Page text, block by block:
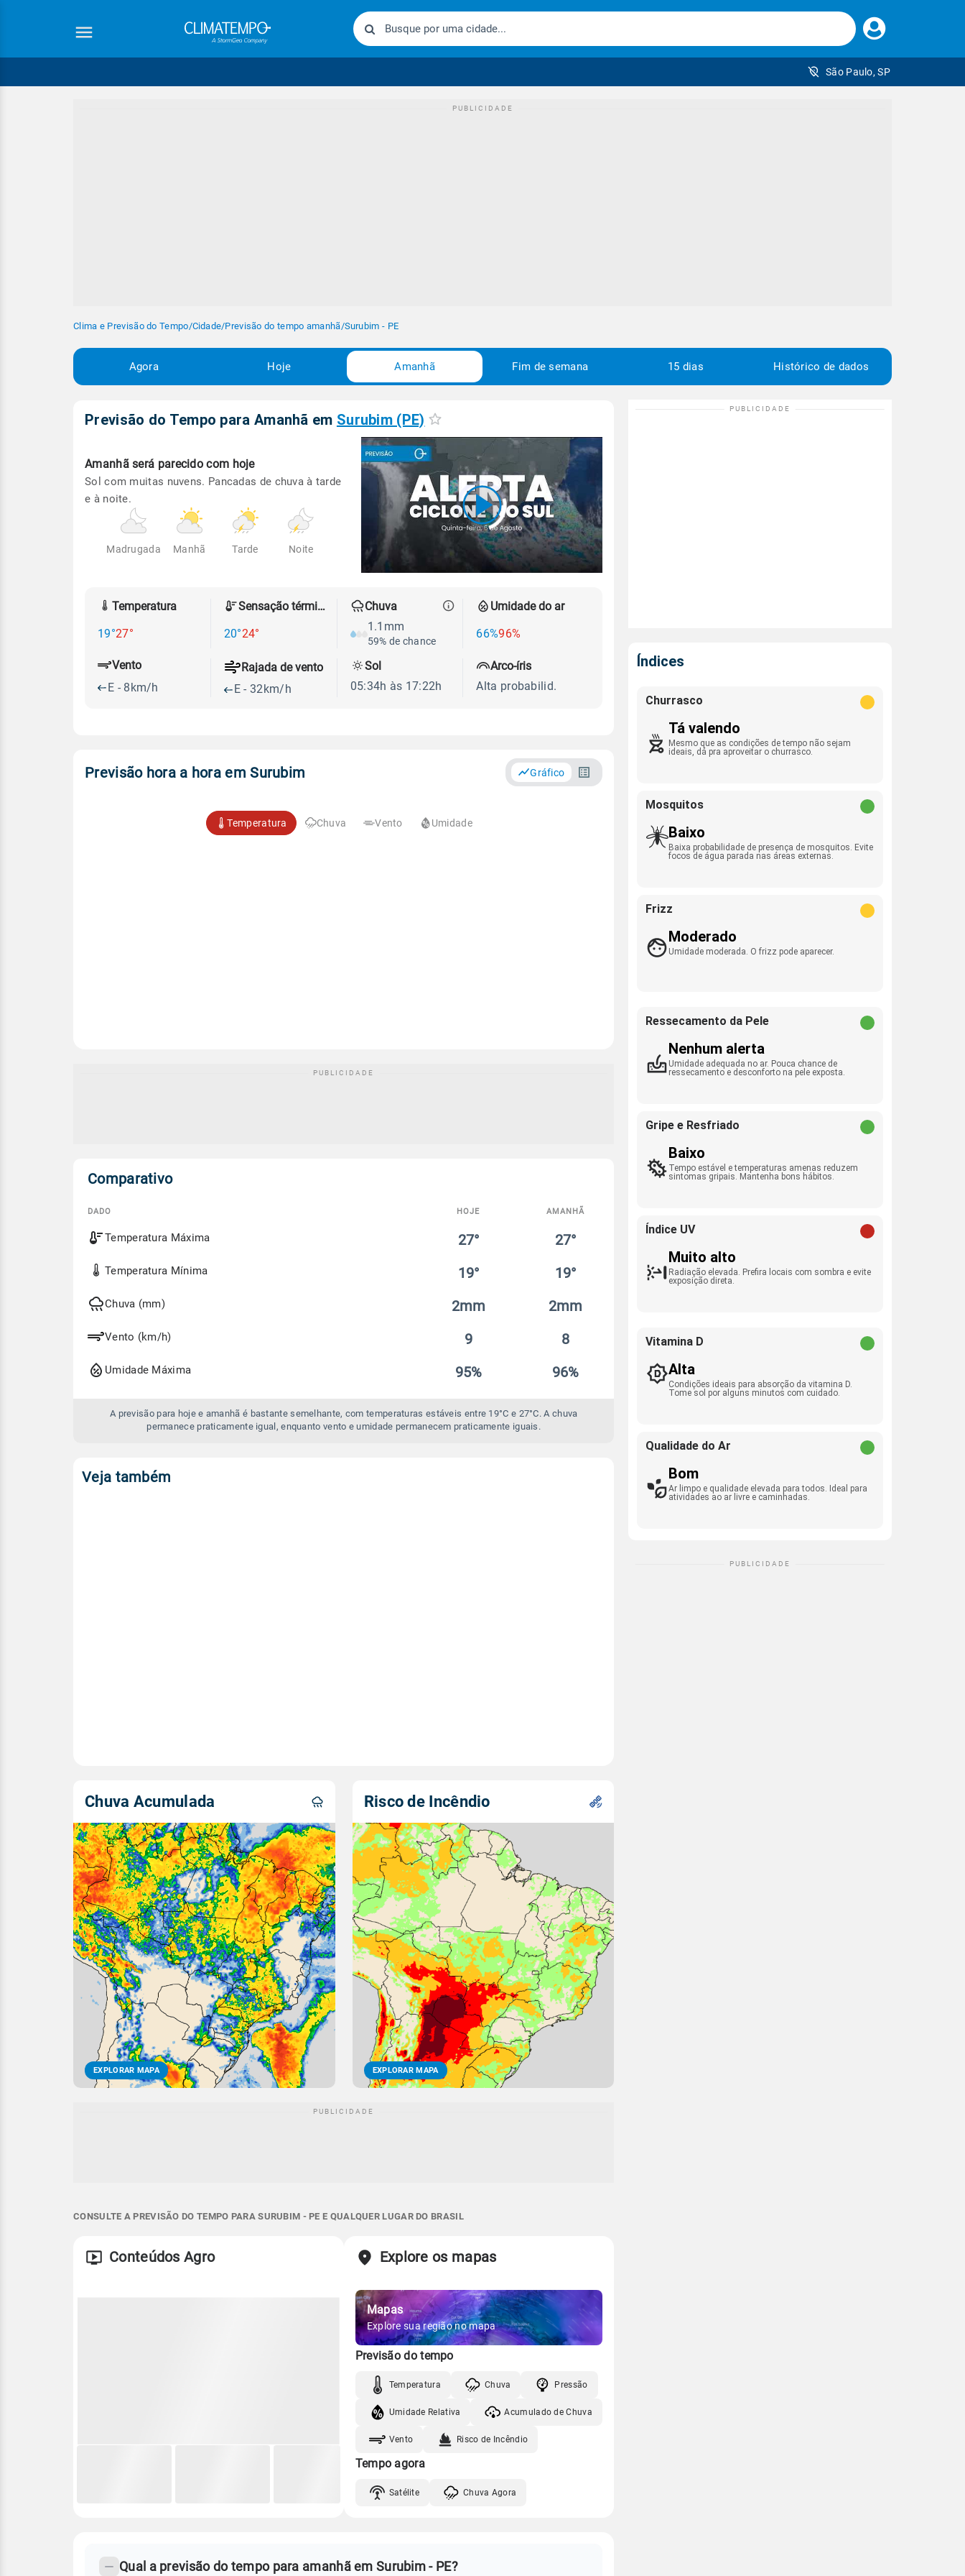
Faça
seu
São Paulo, SP
Clima e Previsão do Tempo/Cidade/Previsão do tempo amanhã/Surubim - PE
Agora Hoje Amanhã Fim de semana 15 dias Histórico de dados
Previsão do Tempo para Amanhã em Surubim (PE)
Amanhã será parecido com hoje
Sol com muitas nuvens. Pancadas de chuva à tarde
e à noite.
Madrugada Manhã Tarde Noite
Temperatura
19°27°
Sensação térmica
20°24°
Chuva
1.1mm
59% de chance
Umidade do ar
66%96%
Vento
E - 8km/h
Rajada de vento
E - 32km/h
Sol
05:34h às 17:22h
Arco-íris
Alta probabilid.
Previsão hora a hora em Surubim Gráfico
Temperatura Chuva Vento Umidade
Comparativo
Comparativo
entre
previsão
amanhã
DADO HOJE AMANHÃ
Temperatura Máxima 27° 27°
Temperatura Mínima 19° 19°
Chuva (mm) 2mm 2mm
Vento (km/h) 9 8
Umidade Máxima 95% 96%
A previsão para hoje e amanhã é bastante semelhante, com temperaturas estáveis entre 19°C e 27°C. A chuva
permanece praticamente igual, enquanto vento e umidade permanecem praticamente iguais.
Veja também
Chuva Acumulada
EXPLORAR MAPA
Risco de Incêndio
EXPLORAR MAPA
CONSULTE A PREVISÃO DO TEMPO PARA SURUBIM - PE E QUALQUER LUGAR DO BRASIL
Conteúdos Agro Explore os mapas
Mapas
Explore sua região no mapa
Previsão do tempo
Temperatura Chuva Pressão
Umidade Relativa Acumulado de Chuva
Vento Risco de Incêndio
Tempo agora
Satélite Chuva Agora
Qual a previsão do tempo para amanhã em Surubim - PE?
Índices
Churrasco
Tá valendo
Mesmo que as condições de tempo não sejam
ideais, dá pra aproveitar o churrasco.
Mosquitos
Baixo
Baixa probabilidade de presença de mosquitos. Evite
focos de água parada nas áreas externas.
Frizz
Moderado
Umidade moderada. O frizz pode aparecer.
Ressecamento da Pele
Nenhum alerta
Umidade adequada no ar. Pouca chance de
ressecamento e desconforto na pele exposta.
Gripe e Resfriado
Baixo
Tempo estável e temperaturas amenas reduzem
sintomas gripais. Mantenha bons hábitos.
Índice UV
Muito alto
Radiação elevada. Prefira locais com sombra e evite
exposição direta.
Vitamina D
Alta
Condições ideais para absorção da vitamina D.
Tome sol por alguns minutos com cuidado.
Qualidade do Ar
Bom
Ar limpo e qualidade elevada para todos. Ideal para
atividades ao ar livre e caminhadas.